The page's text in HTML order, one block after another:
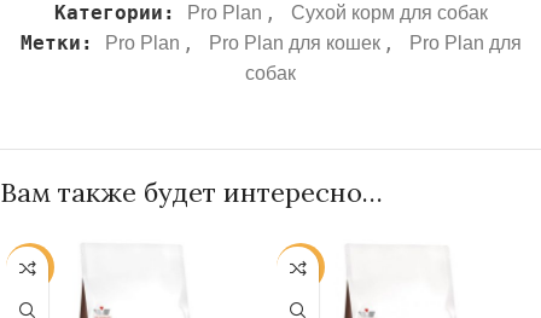
Категории:
Pro Plan , Сухой корм для собак
Метки: Pro Plan , Pro Plan для кошек ,
Pro Plan для
собак
Вам также будет интересно…
-25% -25%